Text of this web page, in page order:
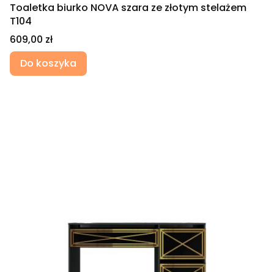
Toaletka biurko NOVA szara ze złotym stelażem
T104
Cena
609,00 zł
Do koszyka